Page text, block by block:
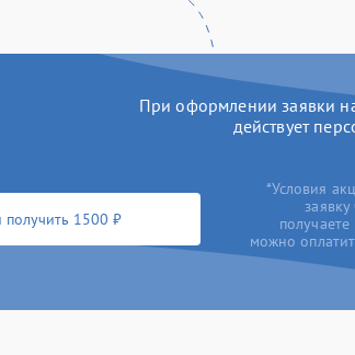
При оформлении заявки
действует
получить 1500 ₽
*Условия
можно